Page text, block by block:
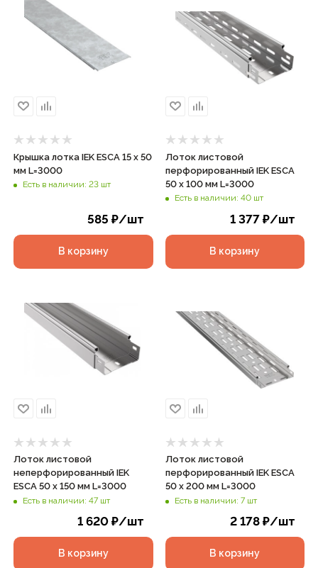
Крышка лотка IEK ESCA 15 х 50
мм L=3000
Есть в наличии: 23 шт
585 ₽/шт
В корзину
Лоток листовой
перфорированный IEK ESCA
50 х 100 мм L=3000
Есть в наличии: 40 шт
1 377 ₽/шт
В корзину
Лоток листовой
неперфорированный IEK
ESCA 50 х 150 мм L=3000
Есть в наличии: 47 шт
1 620₽/шт
В корзину
Лоток листовой
перфорированный IEK ESCA
50 х 200 мм L=3000
Есть в наличии: 7 шт
2 178 ₽/шт
В корзину